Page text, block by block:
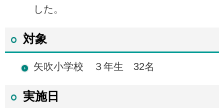
した。
対象
矢吹小学校 ３年生 32名
実施日